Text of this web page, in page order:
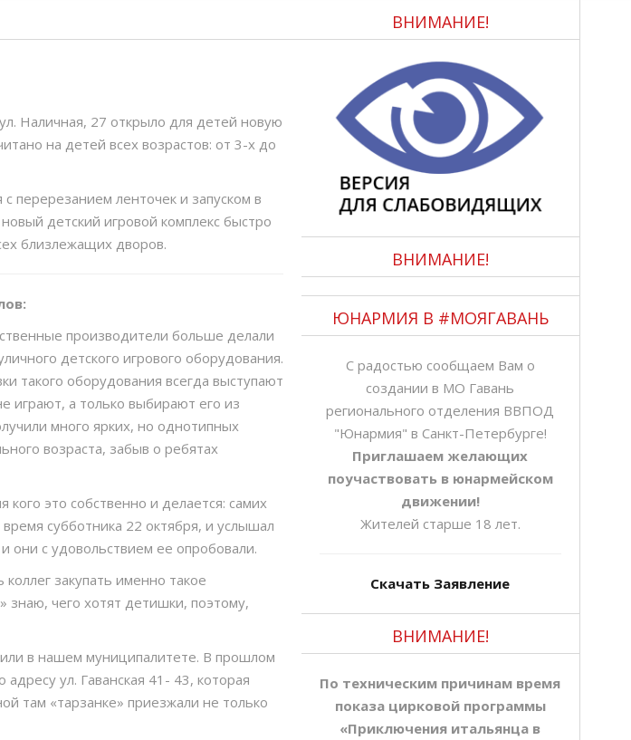
Всемирный день здоровья 2018
Наличная, 27 открыло для детей новую
на детей всех возрастов: от 3-х до
перерезанием ленточек и запуском в
детский игровой комплекс быстро
близлежащих дворов.
производители больше делали
детского игрового оборудования.
такого оборудования всегда выступают
играют, а только выбирают его из
много ярких, но однотипных
возраста, забыв о ребятах
это собственно и делается: самих
субботника 22 октября, и услышал
они с удовольствием ее опробовали.
закупать именно такое
знаю, чего хотят детишки, поэтому,
в нашем муниципалитете. В прошлом
ул. Гаванская 41- 43, которая
там «тарзанке» приезжали не только
ВНИМАНИЕ!
ВНИМАНИЕ!
ЮНАРМИЯ В #МОЯГАВАНЬ
С радостью сообщаем Вам о
создании в МО Гавань
регионального отделения ВВПОД
"Юнармия" в Санкт-Петербурге!
Приглашаем желающих
поучаствовать в юнармейском
движении!
Жителей старше 18 лет.
Скачать Заявление
ВНИМАНИЕ!
По техническим причинам время
показа цирковой программы
«Приключения итальянца в